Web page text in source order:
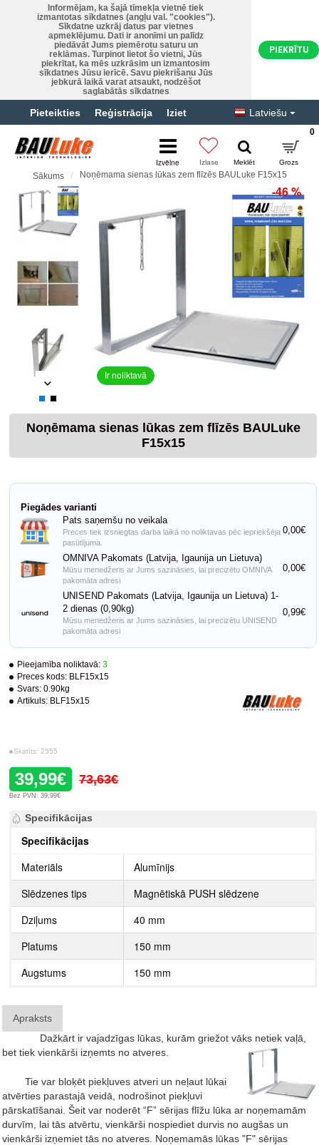
Informējam, ka šajā tīmekļa vietnē tiek
izmantotas sīkdatnes (angļu val. "cookies").
Sīkdatne uzkrāj datus par vietnes
apmeklējumu. Dati ir anonīmi un palīdz
piedāvāt Jums piemērotu saturu un
reklāmas. Turpinot lietot šo vietni, Jūs
piekrītat, ka mēs uzkrāsim un izmantosim
sīkdatnes Jūsu ierīcē. Savu piekrišanu Jūs
jebkurā laikā varat atsaukt, nodzēšot
saglabātās sīkdatnes
PIEKRĪTU
Pieteikties Reģistrācija Iziet Latviešu
0
Sākums Noņēmama sienas lūkas zem flīzēs BAULuke F15x15
Ir noliktavā
-46 %
Noņēmama sienas lūkas zem flīzēs BAULuke
F15x15
Pieejamība noliktavā: 3
Preces kods: BLF15x15
Svars: 0.90kg
Artikuls: BLF15x15
Skatīts: 2555
39,99€ 73,63€
Bez PVN: 39,99€
Piegādes varianti
Pats saņemšu no veikala
Preces tiek izsniegtas darba laikā no noliktavas pēc iepriekšēja
pasūtījuma.
0,00€
OMNIVA Pakomats (Latvija, Igaunija un Lietuva)
Mūsu menedžeris ar Jums sazināsies, lai precizētu OMNIVA
pakomāta adresi
0,00€
UNISEND Pakomats (Latvija, Igaunija un Lietuva) 1-
2 dienas (0,90kg)
Mūsu menedžeris ar Jums sazināsies, lai precizētu UNISEND
pakomāta adresi
0,99€
Specifikācijas
Specifikācijas
Materiāls
Alumīnijs
Slēdzenes tips
Magnētiskā PUSH slēdzene
Dziļums
40 mm
Platums
150 mm
Augstums
150 mm
Apraksts
Dažkārt ir vajadzīgas lūkas, kurām griežot vāks netiek vaļā,
bet tiek vienkārši izņemts no atveres.
Tie var bloķēt piekļuves atveri un neļaut lūkai
atvērties parastajā veidā, nodrošinot piekļuvi
pārskatīšanai. Šeit var noderēt “F” sērijas flīžu lūka ar noņemamām
durvīm, lai tās atvērtu, vienkārši nospiediet durvis no augšas un
vienkārši izņemiet tās no atveres. Noņemamās lūkas "F" sērijas